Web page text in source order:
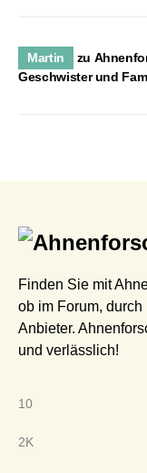
Martin zu
Geschwister und
Finden Sie mit
ob im Forum,
Anbieter.
und verlässlich!
10
2K